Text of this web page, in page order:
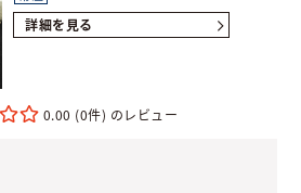
詳細を見る
0.00 (0件)